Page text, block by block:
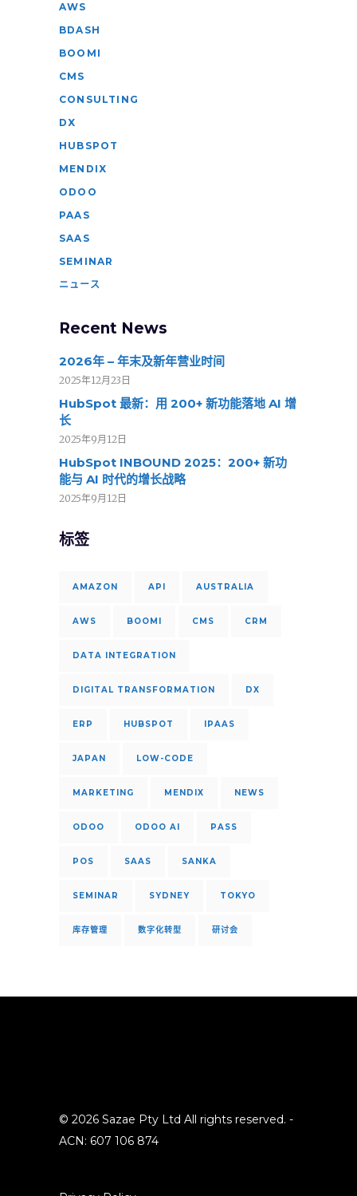
AWS
BDASH
BOOMI
CMS
CONSULTING
DX
HUBSPOT
MENDIX
ODOO
PAAS
SAAS
SEMINAR
ニュース
Recent News
2026年 – 年末及新年营业时间
2025年12月23日
HubSpot 最新：用 200+ 新功能落地 AI 增
长
2025年9月12日
HubSpot INBOUND 2025：200+ 新功
能与 AI 时代的增长战略
2025年9月12日
标签
AMAZON API AUSTRALIA
AWS BOOMI CMS CRM
DATA INTEGRATION
DIGITAL TRANSFORMATION DX
ERP HUBSPOT IPAAS
JAPAN LOW-CODE
MARKETING MENDIX NEWS
ODOO ODOO AI PASS
POS SAAS SANKA
SEMINAR SYDNEY TOKYO
库存管理 数字化转型 研讨会
© 2026 Sazae Pty Ltd All rights reserved. -
ACN: 607 106 874